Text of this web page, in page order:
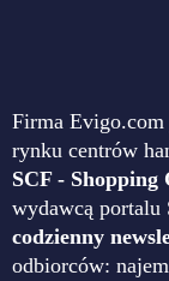
Firma
rynku centrów
SCF -
wydawcą portalu
codzienny
odbiorców: